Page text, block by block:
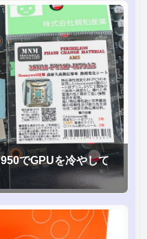
でGPUを冷やして